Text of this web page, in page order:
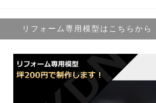
リフォーム専用模型はこちらから